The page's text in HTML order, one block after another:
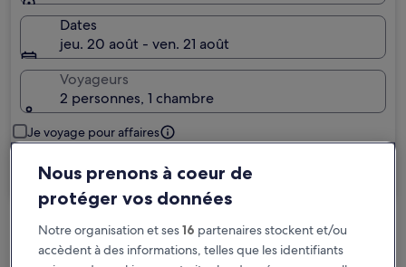
Dates
jeu. 20 août - ven. 21 août
Voyageurs
2 personnes, 1 chambre
Je voyage pour affaires
Rechercher
Options d’annulation gratuite en cas de
Nous prenons à coeur de
protéger vos données
Notre organisation et ses16 partenaires stockent et/ou
accèdent à des informations, telles que les identifiants